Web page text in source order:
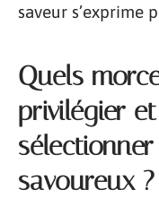
saveur s’exprime
Quels
privilégier
savoureux ?